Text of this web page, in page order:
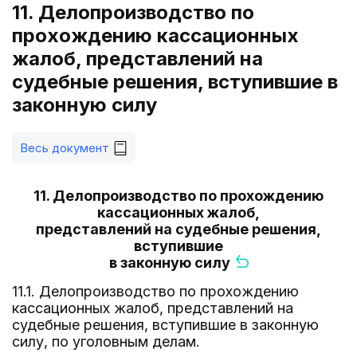
11. Делопроизводство по
прохождению кассационных
жалоб, представлений на
судебные решения, вступившие в
законную силу
Весь документ
11. Делопроизводство по прохождению
кассационных жалоб,
представлений на судебные решения,
вступившие
в законную силу
11.1. Делопроизводство по прохождению
кассационных жалоб, представлений на
судебные решения, вступившие в законную
силу, по уголовным делам.